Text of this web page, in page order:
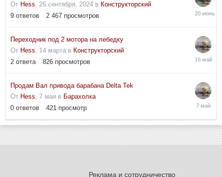
От Hess, 26 сентября, 2024 в Конструкторский
9 ответов 2 467 просмотров
20
Переходник под 2 мотора на лебедку
От Hess, 14 марта в Конструкторский
2 ответа 826 просмотров
16
Продам Вал привода барабана Delta Tek
От Hess, 7 мая в Барахолка
0 ответов 421 просмотр
7
Реклама и сотрудничество